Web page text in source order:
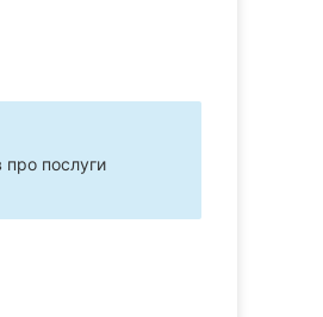
про послуги